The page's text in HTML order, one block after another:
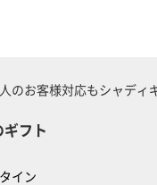
のお客様対応もシャディ
ギフト
イン